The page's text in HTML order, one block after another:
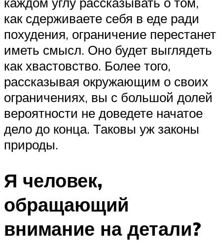
как сдерживаете себя в еде ради
похудения, ограничение перестанет
иметь смысл. Оно будет выглядеть
как хвастовство. Более того,
рассказывая окружающим о своих
ограничениях, вы с большой долей
вероятности не доведете начатое
дело до конца. Таковы уж законы
природы.
Я человек,
обращающий
внимание на детали?